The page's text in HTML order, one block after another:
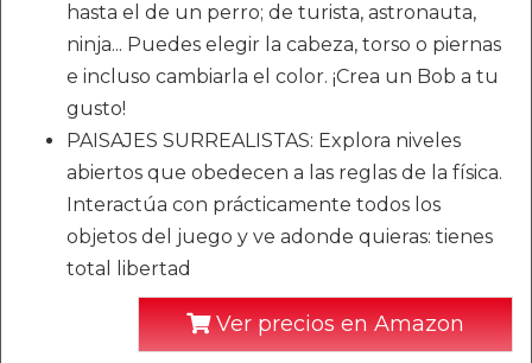
hasta el de un perro; de turista, astronauta,
ninja... Puedes elegir la cabeza, torso o piernas
e incluso cambiarla el color. ¡Crea un Bob a tu
gusto!
PAISAJES SURREALISTAS: Explora niveles
abiertos que obedecen a las reglas de la física.
Interactúa con prácticamente todos los
objetos del juego y ve adonde quieras: tienes
total libertad
Ver precios en Amazon